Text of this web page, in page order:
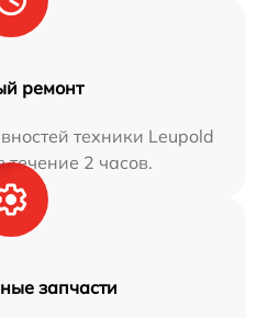
ремонт
техники Leupold
2 часов.
запчасти